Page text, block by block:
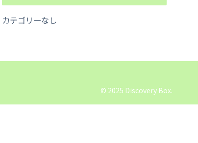
カテゴリーなし
© 2025 Discovery Box.